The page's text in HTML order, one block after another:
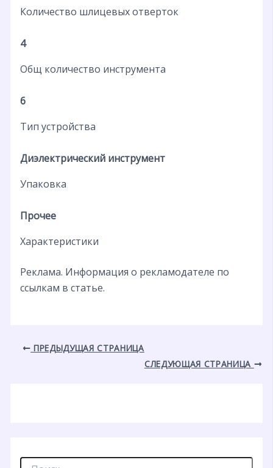
Количество шлицевых отверток
4
Общ количество инструмента
6
Тип устройства
Диэлектрический инструмент
Упаковка
Прочее
Характеристики
Реклама. Информация о рекламодателе по
ссылкам в статье.
ПРЕДЫДУЩАЯ СТРАНИЦА
СЛЕДУЮЩАЯ СТРАНИЦА